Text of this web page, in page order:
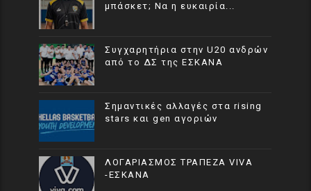
μπάσκετ; Να η ευκαιρία...
Συγχαρητήρια στην U20 ανδρών
από το ΔΣ της ΕΣΚΑΝΑ
Σημαντικές αλλαγές στα rising
stars και gen αγοριών
ΛΟΓΑΡΙΑΣΜΟΣ ΤΡΑΠΕΖΑ VIVA
-ΕΣΚΑΝΑ